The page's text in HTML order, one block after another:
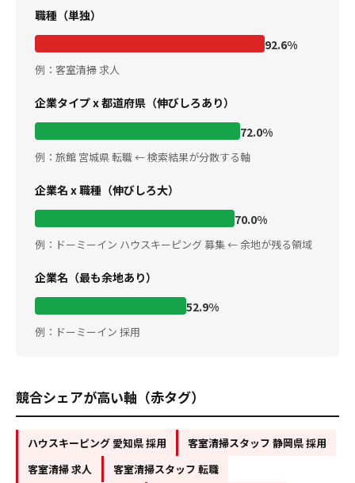
職種（単独）
92.6%
例：客室清掃 求人
企業タイプ x 都道府県（伸びしろあり）
72.0%
例：旅館 宮城県 転職 ← 検索結果が分散する軸
企業名 x 職種（伸びしろ大）
70.0%
例：ドーミーイン ハウスキーピング 募集 ← 余地が残る領域
企業名（最も余地あり）
52.9%
例：ドーミーイン 採用
競合シェアが高い軸（赤タグ）
ハウスキーピング 愛知県 採用
客室清掃スタッフ 静岡県 採用
客室清掃 求人
客室清掃スタッフ 転職